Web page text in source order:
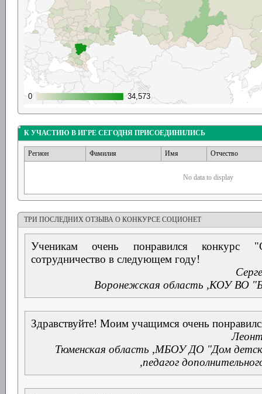
0
0 34,573
34,573
К УЧАСТИЮ В ИГРЕ СЕГОДНЯ ПРИСОЕДИНИЛИСЬ
Регион Фамилия Имя Отчество
No data to display
ТРИ ПОСЛЕДНИХ ОТЗЫВА О КОНКУРСЕ СОЦИОНЕТ
Ученикам очень понравился конкурс
сотрудничество в следующем году!
Воронежская область ,КОУ ВО
Здравствуйте! Моим учащимся очень
Тюменская область ,МБОУ ДО "Дом
,педагог